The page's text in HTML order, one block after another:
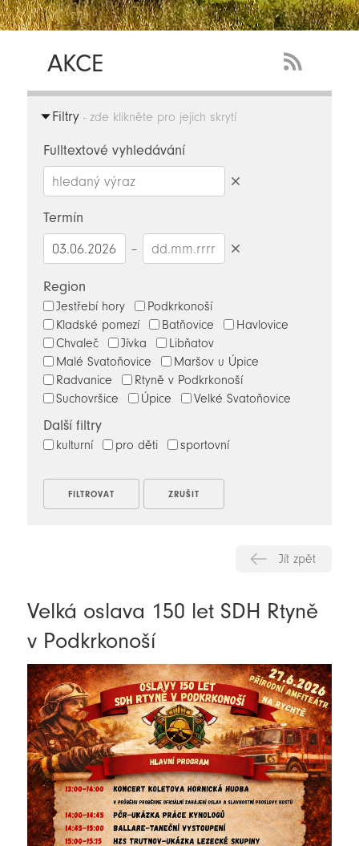
AKCE
Feed
Filtry- zde klikněte pro jejich skrytí
Fulltextové vyhledávání
Termín
–
Region
Jestřebí hory
Podkrkonoší
Kladské pomezí
Batňovice
Havlovice
Chvaleč
Jívka
Libňatov
Malé Svatoňovice
Maršov u Úpice
Radvanice
Rtyně v Podkrkonoší
Suchovršice
Úpice Velké Svatoňovice
Další filtry
kulturní pro děti sportovní
Jít zpět
Velká oslava 150 let SDH Rtyně
v Podkrkonoší